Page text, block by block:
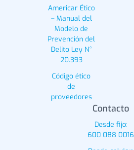
Americar Ético
– Manual del
Modelo de
Prevención del
Delito Ley N°
20.393
Código ético
de
proveedores
Contacto
Desde fijo:
600 088 0016